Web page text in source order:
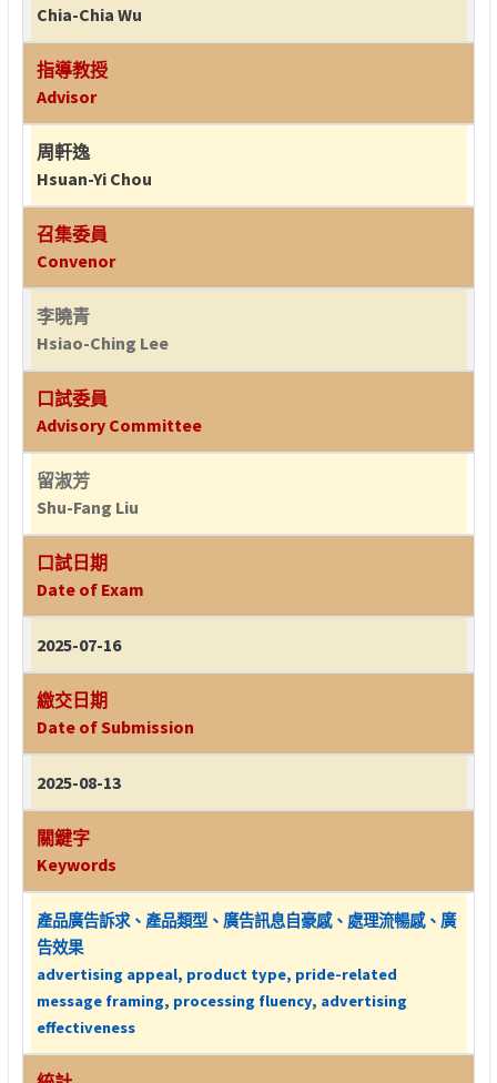
Chia-Chia Wu
指導教授
Advisor
周軒逸
Hsuan-Yi Chou
召集委員
Convenor
李曉青
Hsiao-Ching Lee
口試委員
Advisory Committee
留淑芳
Shu-Fang Liu
口試日期
Date of Exam
2025-07-16
繳交日期
Date of Submission
2025-08-13
關鍵字
Keywords
產品廣告訴求、產品類型、廣告訊息自豪感、處理流暢感、廣
告效果
advertising appeal, product type, pride-related
message framing, processing fluency, advertising
effectiveness